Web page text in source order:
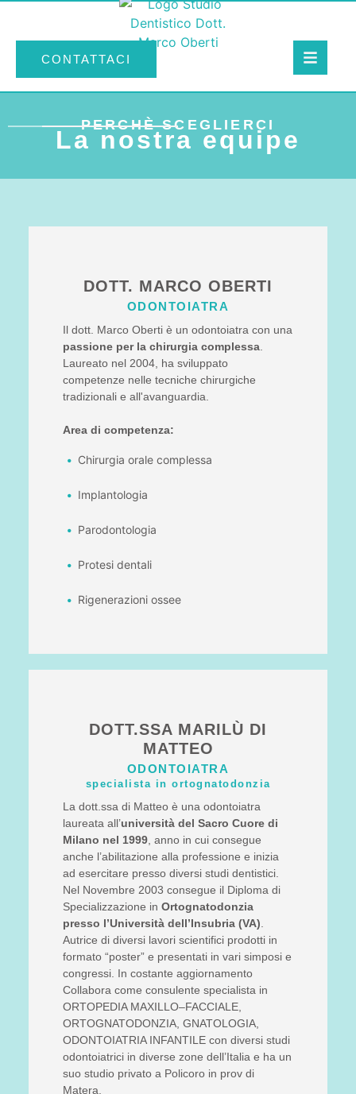
CONTATTACI
PERCHÈ SCEGLIERCI
La nostra equipe
DOTT. MARCO OBERTI
ODONTOIATRA
Il dott. Marco Oberti è un odontoiatra con una
passione per la chirurgia complessa
Laureato nel 2004, ha sviluppato
competenze nelle tecniche chirurgiche
tradizionali e all'avanguardia.
Area di competenza:
Chirurgia orale complessa
Implantologia
Parodontologia
Protesi dentali
Rigenerazioni ossee
DOTT.SSA MARILÙ DI
MATTEO
ODONTOIATRA
specialista in ortognatodonzia
La dott.ssa di Matteo è una odontoiatra
laureata all’università del Sacro Cuore di
Milano nel 1999 , anno in cui consegue
anche l’abilitazione alla professione e inizia
ad esercitare presso diversi studi dentistici.
Nel Novembre 2003 consegue il Diploma di
Specializzazione inOrtognatodonzia
presso l’Università dell’Insubria (VA)
Autrice di diversi lavori scientifici prodotti in
formato “poster” e presentati in vari simposi e
congressi. In costante aggiornamento
Collabora come consulente specialista in
ORTOPEDIA MAXILLO–FACCIALE,
ORTOGNATODONZIA, GNATOLOGIA,
ODONTOIATRIA INFANTILE con diversi studi
odontoiatrici in diverse zone dell’Italia e ha un
suo studio privato a Policoro in prov di
Matera.